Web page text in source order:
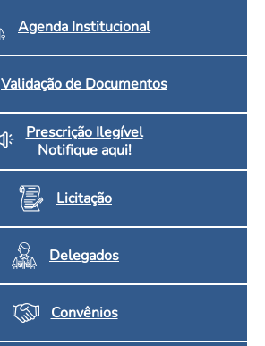
Agenda Institucional
Validação de Documentos
Prescrição Ilegível
Notifique aqui!
Licitação
Delegados
Convênios